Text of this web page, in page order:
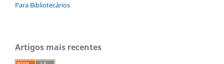
Para Bibliotecários
Artigos mais recentes